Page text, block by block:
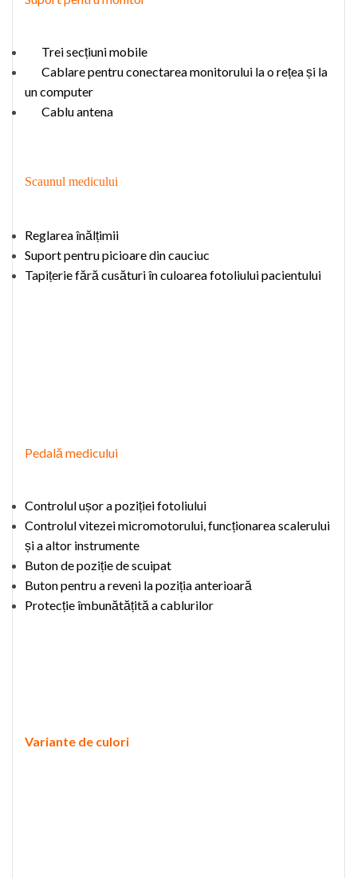
Trei secțiunimobile
Cablare pentru conectarea monitorului la o rețea și la
un computer
Cablu antena
Scaunul medicului
Reglarea înălțimii
Suport pentru picioare din cauciuc
Tapițeriefără cusăturiîn culoareafotoliului pacientului
Pedală medicului
Controlul ușorapozițieifotoliului
Controlul vitezei micromotorului, funcționarea scalerului
și a altor instrumente
Buton de poziție de scuipat
Buton pentru a reveni la poziția anterioară
Protecție îmbunătățită a cablurilor
Variante de culori